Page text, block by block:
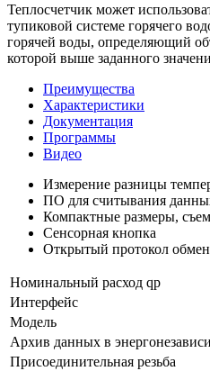
Теплосчетчик может
тупиковой системе горячего
горячей воды, определяющий
которой выше заданного
Преимущества
Характеристики
Документация
Программы
Видео
Измерение разницы
ПО для считывания
Компактные размеры,
Сенсорная кнопка
Открытый протокол
Номинальный расход qp
Интерфейс
Модель
Архив данных в
Присоединительная резьба